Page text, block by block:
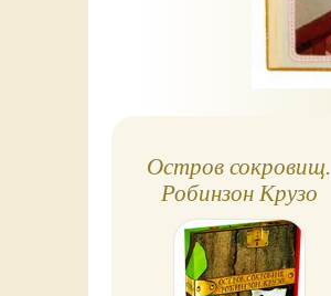
Остров сокровищ.
Робинзон Крузо
(комплект)